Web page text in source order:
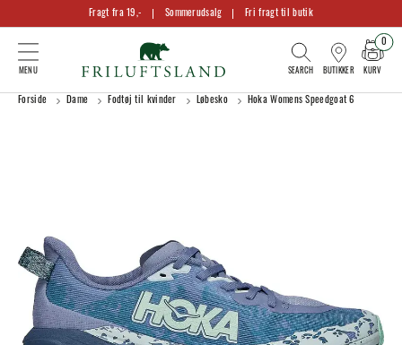
Fragt fra 19,- Sommerudsalg Fri fragt til butik
BUTIKKER KURV
0
Forside Dame Fodtøj til kvinder Løbesko Hoka Womens Speedgoat 6